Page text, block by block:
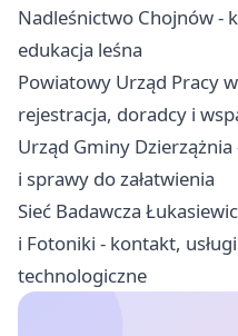
Nadleśnictwo Chojnów -
edukacja leśna
Powiatowy Urząd Pracy
rejestracja, doradcy i
Urząd Gminy
i sprawy do załatwienia
Sieć Badawcza
i Fotoniki - kontakt,
technologiczne